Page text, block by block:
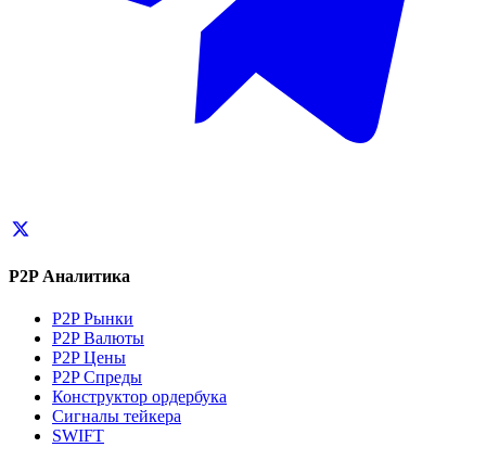
P2P Аналитика
P2P Рынки
P2P Валюты
P2P Цены
P2P Спреды
Конструктор ордербука
Сигналы тейкера
SWIFT